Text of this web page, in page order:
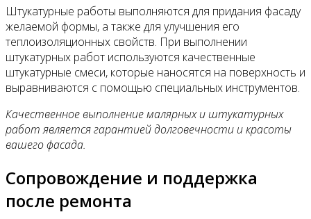
Штукатурные работы выполняются для придания фасаду
желаемой формы, а также для улучшения его
теплоизоляционных свойств. При выполнении
штукатурных работ используются качественные
штукатурные смеси, которые наносятся на поверхность и
выравниваются с помощью специальных инструментов.
Качественное выполнение малярных и штукатурных
работ является гарантией долговечности и красоты
вашего фасада.
Сопровождение и поддержка
после ремонта